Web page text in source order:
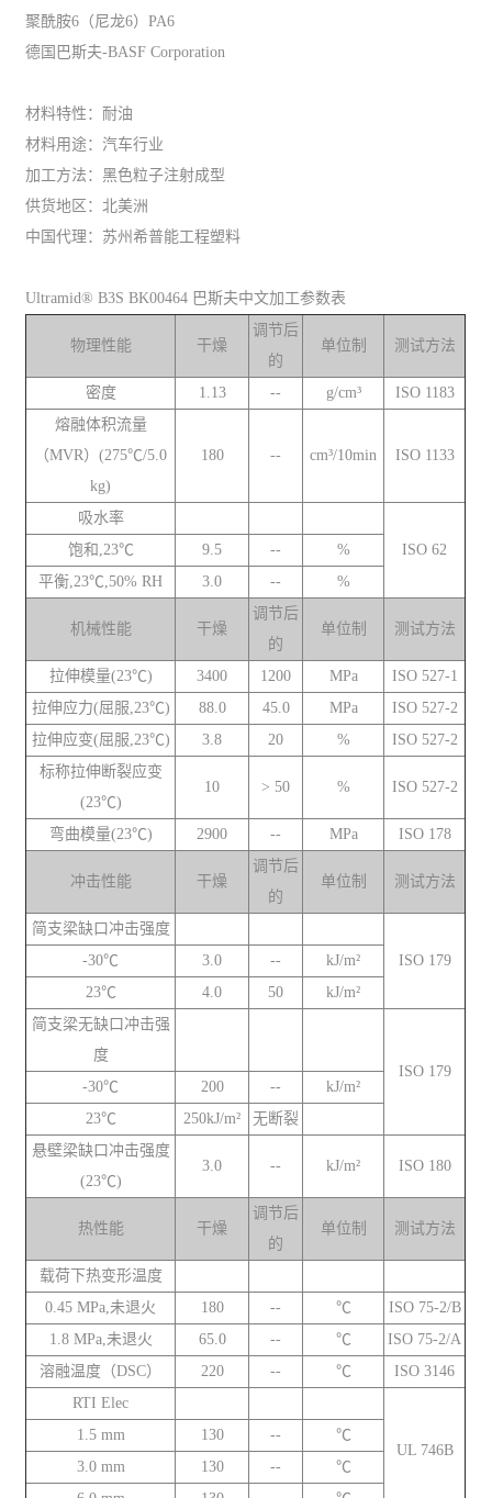
聚酰胺6（尼龙6）PA6
德国巴斯夫-BASF Corporation
材料特性：耐油
材料用途：汽车行业
加工方法：黑色粒子注射成型
供货地区：北美洲
中国代理：苏州希普能工程塑料
Ultramid® B3S BK00464 巴斯夫中文加工参数表
物理性能 干燥
调节后
的
单位制 测试方法
密度 1.13 -- g/cm³
ISO 1183
熔融体积流量
（MVR）(275℃/5.0
kg)
180 -- cm³/10min ISO 1133
吸水率
ISO 62
饱和,23℃ 9.5 --
%
平衡,23℃,50% RH
3.0 -- %
机械性能 干燥
调节后
的
单位制 测试方法
拉伸模量(23℃) 3400 1200 MPa
ISO 527-1
拉伸应力(屈服,23℃)
88.0 45.0 MPa
ISO 527-2
拉伸应变(屈服,23℃)
3.8 20 %
ISO 527-2
标称拉伸断裂应变
(23℃)
10 > 50 % ISO 527-2
弯曲模量(23℃) 2900 -- MPa ISO 178
冲击性能 干燥
调节后
的
单位制 测试方法
简支梁缺口冲击强度
ISO 179
-30℃ 3.0 --
kJ/m²
23℃
4.0 50
kJ/m²
简支梁无缺口冲击强
度
ISO 179
-30℃
200 --
kJ/m²
23℃
250kJ/m²
无断裂
悬壁梁缺口冲击强度
(23℃)
3.0 -- kJ/m² ISO 180
热性能 干燥
调节后
的
单位制 测试方法
载荷下热变形温度
0.45 MPa,未退火
180 -- ℃
ISO 75-2/B
1.8 MPa,未退火
65.0 -- ℃
ISO 75-2/A
溶融温度（DSC）
220 -- ℃
ISO 3146
RTI Elec
UL 746B
1.5 mm 130 --
℃
3.0 mm
130 --
℃